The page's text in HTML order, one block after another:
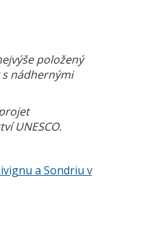
položený
s nádhernými
UNESCO.
a Sondriu v